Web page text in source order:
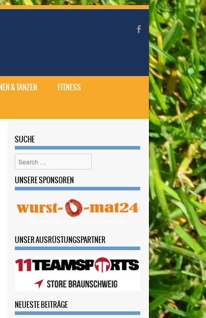
& TANZEN
FITNESS
SUCHE
Search
UNSERE SPONSOREN